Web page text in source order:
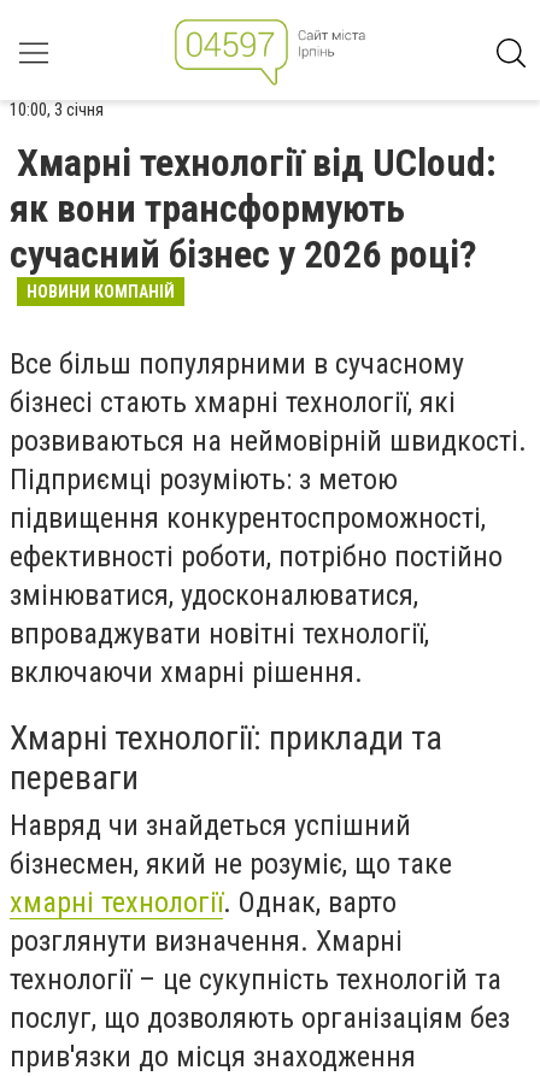
10:00, 3 січня
Хмарні технології від UCloud:
як вони трансформують
сучасний бізнес у 2026 році?
НОВИНИ КОМПАНІЙ
Все більш популярними в сучасному
бізнесі стають хмарні технології, які
розвиваються на неймовірній швидкості.
Підприємці розуміють: з метою
підвищення конкурентоспроможності,
ефективності роботи, потрібно постійно
змінюватися, удосконалюватися,
впроваджувати новітні технології,
включаючи хмарні рішення.
Хмарні технології: приклади та
переваги
Навряд чи знайдеться успішний
бізнесмен, який не розуміє, що таке
хмарні технології. Однак, варто
розглянути визначення. Хмарні
технології – це сукупність технологій та
послуг, що дозволяють організаціям без
прив'язки до місця знаходження